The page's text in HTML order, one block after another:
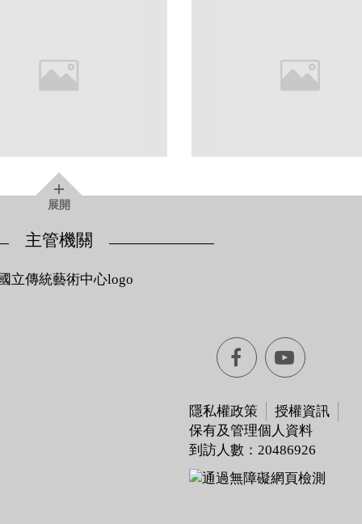
展開
主管機關
Facebook[另
視
窗]
youtube[另
視
窗]
隱私權政策
授權資訊
保有及管理個人資料
到訪人數：20486926